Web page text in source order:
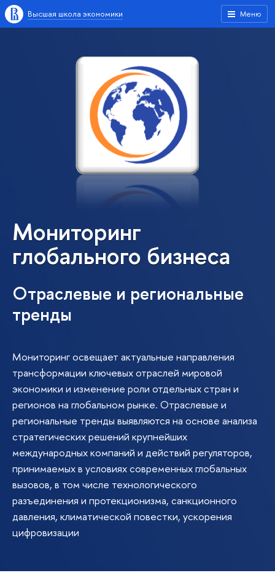
Меню
Высшая школа экономики
Мониторинг
глобального бизнеса
Отраслевые и региональные
тренды
Мониторинг освещает актуальные направления
трансформации ключевых отраслей мировой
экономики и изменение роли отдельных стран и
регионов на глобальном рынке. Отраслевые и
региональные тренды выявляются на основе анализа
стратегических решений крупнейших
международных компаний и действий регуляторов,
принимаемых в условиях современных глобальных
вызовов, в том числе технологического
разъединения и протекционизма, санкционного
давления, климатической повестки, ускорения
цифровизации